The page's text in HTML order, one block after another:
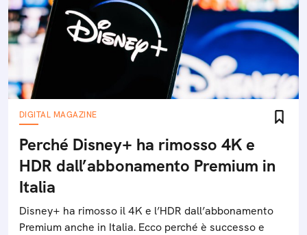
DIGITAL MAGAZINE
Perché Disney+ ha rimosso 4K e
HDR dall’abbonamento Premium in
Italia
Disney+ ha rimosso il 4K e l’HDR dall’abbonamento
Premium anche in Italia. Ecco perché è successo e